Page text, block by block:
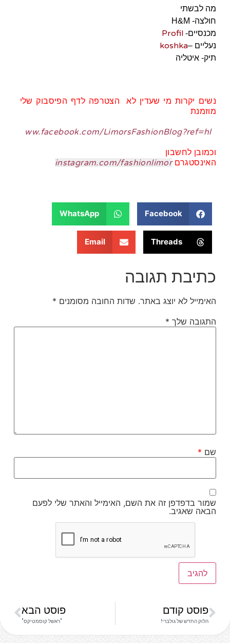
מה לבשתי
חולצה- H&M
מכנסיים- Profil
נעליים –koshka
תיק- איטליה
נשים יקרות מי שעדין לא הצטרפה לדף הפיסבוק שלי
מוזמנת
ww.facebook.com/LimorsFashionBlog?ref=hl
וכמובן לחשבון
האינסטגרםinstagram.com/fashionlimor
Facebook
WhatsApp
Threads
Email
כתיבת תגובה
האימייל לא יוצג באתר. שדות החובה מסומנים *
התגובה שלך *
שם *
שמור בדפדפן זה את השם, האימייל והאתר שלי לפעם
הבאה שאגיב.
פוסט קודם
הלוק החדש של גולברי!
פוסט הבא
"ראשל קוסמטיקס"